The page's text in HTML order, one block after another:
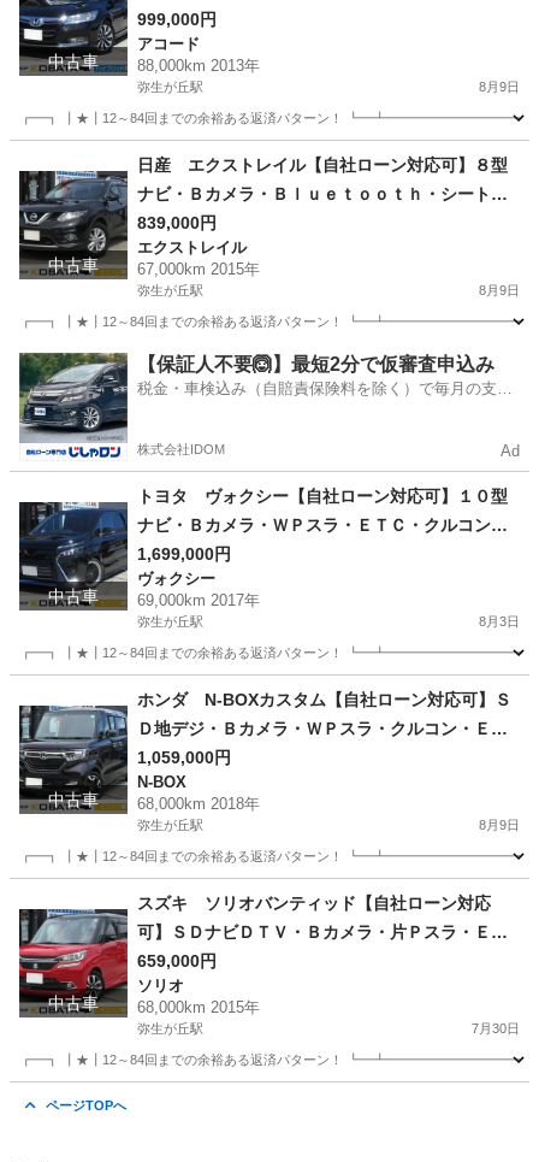
中古車
マートキー・パワーシート・ＬＥＤ
999,000円
アコード
88,000km 2013年
弥生が丘駅 8月9日
┏━┓ ┃★┃12～84回までの余裕ある返済パターン！
弥生が丘駅 アコード 走行距離
中古車
日産 エクストレイル【自社ローン対応可】８型
ナビ・Ｂカメラ・Ｂｌｕｅｔｏｏｔｈ・シートヒ
ーター・ＬＥＤヘッド
839,000円
エクストレイル
67,000km 2015年
弥生が丘駅 8月9日
┏━┓ ┃★┃12～84回までの余裕ある返済パターン！
佐賀 鳥栖市 弥生が丘駅 エクストレイル 走行距離
【保証人不要🙆】最短2分で仮審査申込み
税金・車検込み（自賠責保険料を除く）で毎月の支払
株式会社IDOM Ad
中古車
トヨタ ヴォクシー【自社ローン対応可】１０型
ナビ・Ｂカメラ・ＷＰスラ・ＥＴＣ・クルコン・
車高調・社外１８ＡＷ
1,699,000円
ヴォクシー
69,000km 2017年
弥生が丘駅 8月3日
┏━┓ ┃★┃12～84回までの余裕ある返済パターン！
弥生が丘駅 ヴォクシー 走行距離
中古車
ホンダ N-BOXカスタム【自社ローン対応可】Ｓ
Ｄ地デジ・Ｂカメラ・ＷＰスラ・クルコン・ＥＴ
Ｃ・ＬＥＤヘッド・１５ＡＷ
1,059,000円
N-BOX
68,000km 2018年
弥生が丘駅 8月9日
┏━┓ ┃★┃12～84回までの余裕ある返済パターン！
弥生が丘駅 N-BOX 走行距離
中古車
スズキ ソリオバンティッド【自社ローン対応
可】ＳＤナビＤＴＶ・Ｂカメラ・片Ｐスラ・ＥＴ
Ｃ・スマートキー・ＬＥＤヘッド
659,000円
ソリオ
68,000km 2015年
弥生が丘駅 7月30日
┏━┓ ┃★┃12～84回までの余裕ある返済パターン！
ページTOPへ